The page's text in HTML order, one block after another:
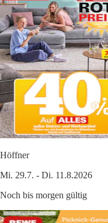
Höffner
Mi. 29.7. - Di. 11.8.2026
Noch bis morgen gültig